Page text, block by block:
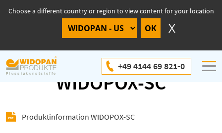
Choose a different country or region to view content for your location
+49 4144 69 821-0
Produktinformation
WIDOPOX-SC
Produktinformation WIDOPOX-SC